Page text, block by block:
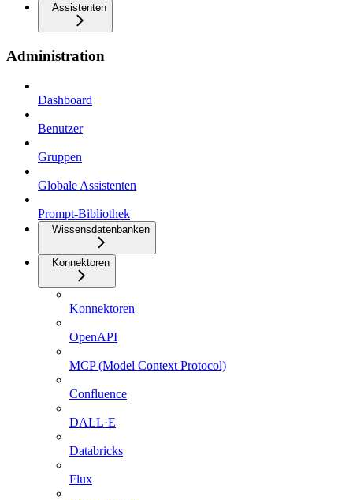
Assistenten
Administration
Dashboard
Benutzer
Gruppen
Globale Assistenten
Prompt-Bibliothek
Wissensdatenbanken
Konnektoren
Konnektoren
OpenAPI
MCP (Model Context Protocol)
Confluence
DALL·E
Databricks
Flux